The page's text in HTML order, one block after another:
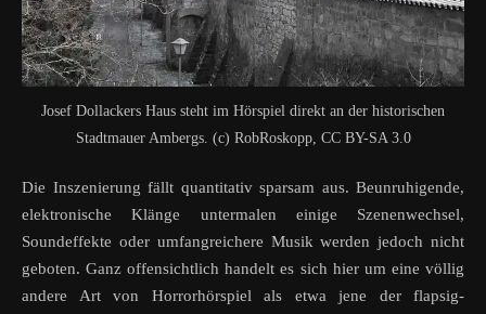
Josef Dollackers Haus steht im Hörspiel direkt an der historischen
Stadtmauer Ambergs. (c) RobRoskopp, CC BY-SA 3.0
Die Inszenierung fällt quantitativ sparsam aus. Beunruhigende,
elektronische Klänge untermalen einige Szenenwechsel,
Soundeffekte oder umfangreichere Musik werden jedoch nicht
geboten. Ganz offensichtlich handelt es sich hier um eine völlig
andere Art von Horrorhörspiel als etwa jene der flapsig-